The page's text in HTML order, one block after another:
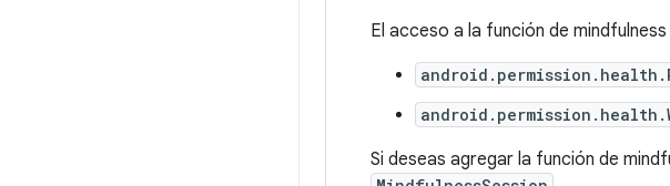
El acceso a la función de
Si deseas agregar la función de